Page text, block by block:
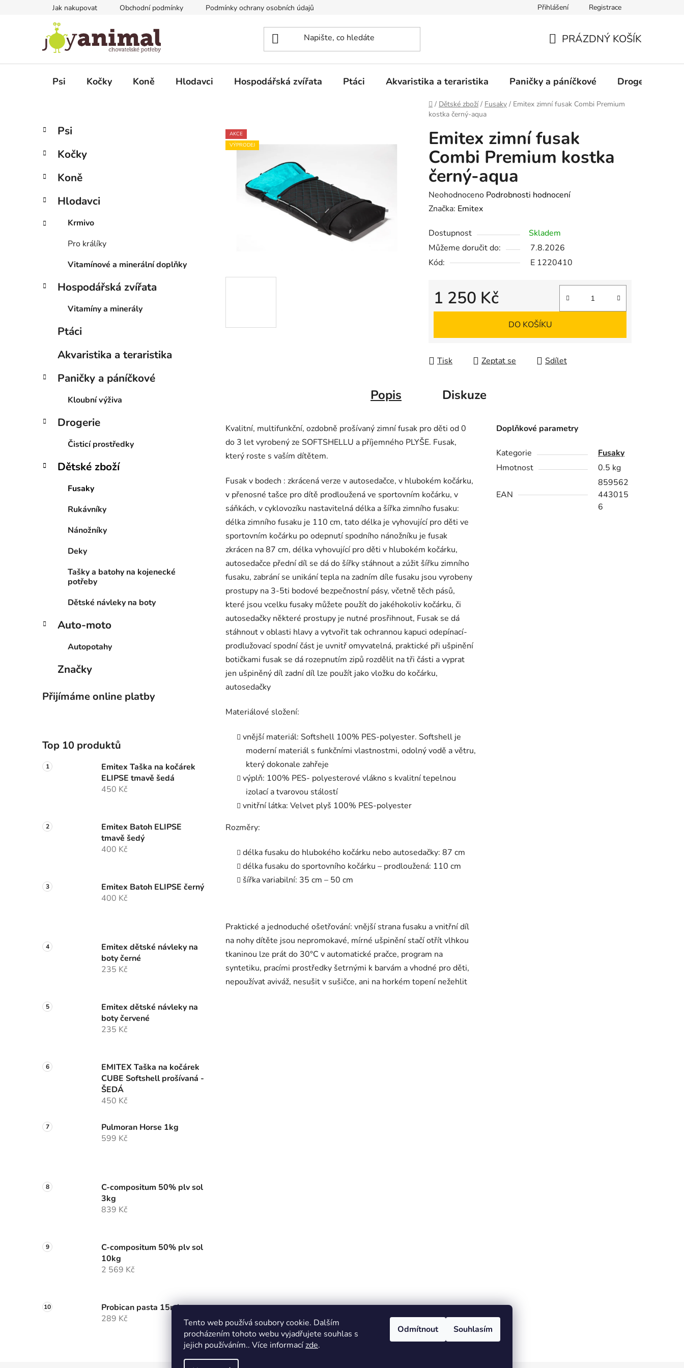
Tento web používá soubory cookie. Dalším
procházením tohoto webu vyjadřujete souhlas s
jejich používáním.. Více informacízde.
Odmítnout Souhlasím
Jak nakupovat Obchodní podmínky Podmínky ochrany osobních údajů Přihlášení Registrace
KOŠÍK
PRÁZDNÝ KOŠÍK
Psi Kočky Koně Hlodavci Hospodářská zvířata Ptáci Akvaristika a teraristika Paničky a páníčkové Drogerie
Domů
/ Dětské zboží / Fusaky / Emitex zimní fusak Combi Premium
kostka černý-aqua
P
s
r
n
n
í
e
Přeskočit
kategorie
K
a
e
o
i
Psi
Kočky
Koně
Hlodavci
Krmivo
Pro králíky
Vitamínové a minerální doplňky
Hospodářská zvířata
Vitamíny a minerály
Ptáci
Akvaristika a teraristika
Paničky a páníčkové
Kloubní výživa
Drogerie
Čisticí prostředky
Dětské zboží
Fusaky
Rukávníky
Nánožníky
Deky
Tašky a batohy na kojenecké
potřeby
Dětské návleky na boty
Auto-moto
Autopotahy
Značky
Přijímáme online platby
Top 10 produktů
Emitex Taška na kočárek
ELIPSE tmavě šedá
450 Kč
Emitex Batoh ELIPSE
tmavě šedý
400 Kč
Emitex Batoh ELIPSE černý
400 Kč
Emitex dětské návleky na
boty černé
235 Kč
Emitex dětské návleky na
boty červené
235 Kč
EMITEX Taška na kočárek
CUBE Softshell prošívaná -
ŠEDÁ
450 Kč
Pulmoran Horse 1kg
599 Kč
C-compositum 50% plv sol
3kg
839 Kč
C-compositum 50% plv sol
10kg
2 569 Kč
Probican pasta 15ml
289 Kč
Emitex zimní fusak
Combi Premium kostka
černý-aqua
Průměrné
hodnocení
je
0,0
z
hvězdiček.
Neohodnoceno Podrobnosti hodnocení
Značka: Emitex
Dostupnost
Skladem
Můžeme doručit do:
7.8.2026
Kód:
E 1220410
1 250 Kč
Měrná cena:
DO KOŠÍKU
Tisk Zeptat se Sdílet
AKCE
VÝPRODEJ
Popis Diskuze
Kvalitní, multifunkční, ozdobně prošívaný zimní fusak pro děti od 0
do 3 let vyrobený ze SOFTSHELLU a příjemného PLYŠE. Fusak,
který roste s vaším dítětem.
Fusak v bodech : zkrácená verze v autosedačce, v hlubokém kočárku,
v přenosné tašce pro dítě prodloužená ve sportovním kočárku, v
sáňkách, v cyklovozíku nastavitelná délka a šířka zimního fusaku:
délka zimního fusaku je 110 cm, tato délka je vyhovující pro děti ve
sportovním kočárku po odepnutí spodního nánožníku je fusak
zkrácen na 87 cm, délka vyhovující pro děti v hlubokém kočárku,
autosedačce přední díl se dá do šířky stáhnout a zúžit šířku zimního
fusaku, zabrání se unikání tepla na zadním díle fusaku jsou vyrobeny
prostupy na 3-5ti bodové bezpečnostní pásy, včetně těch pásů,
které jsou vcelku fusaky můžete použít do jakéhokoliv kočárku, či
autosedačky některé prostupy je nutné prosřihnout, Fusak se dá
stáhnout v oblasti hlavy a vytvořit tak ochrannou kapuci odepínací-
prodlužovací spodní část je uvnitř omyvatelná, praktické při ušpinění
botičkami fusak se dá rozepnutím zipů rozdělit na tři části a vyprat
jen ušpiněný díl zadní díl lze použít jako vložku do kočárku,
autosedačky
Materiálové složení:
vnější materiál: Softshell 100% PES-polyester. Softshell je
moderní materiál s funkčními vlastnostmi, odolný vodě a větru,
který dokonale zahřeje
výplň: 100% PES- polyesterové vlákno s kvalitní tepelnou
izolací a tvarovou stálostí
vnitřní látka: Velvet plyš 100% PES-polyester
Rozměry:
délka fusaku do hlubokého kočárku nebo autosedačky: 87 cm
délka fusaku do sportovního kočárku – prodloužená: 110 cm
šířka variabilní: 35 cm – 50 cm
Praktické a jednoduché ošetřování: vnější strana fusaku a vnitřní díl
na nohy dítěte jsou nepromokavé, mírné ušpinění stačí otřít vlhkou
tkaninou lze prát do 30°C v automatické pračce, program na
syntetiku, pracími prostředky šetrnými k barvám a vhodné pro děti,
nepoužívat aviváž, nesušit v sušičce, ani na horkém topení nežehlit
Doplňkové parametry
Kategorie
Fusaky
Hmotnost
0.5 kg
EAN
859562
443015
6